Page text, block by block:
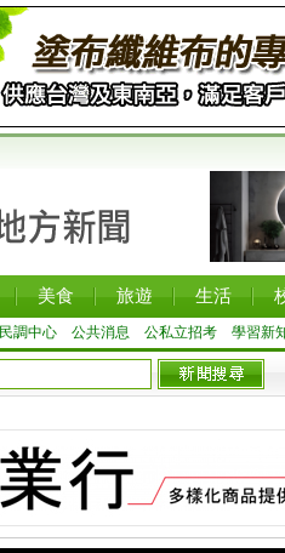
美食 旅遊 生活
民調中心 公共消息 公私立招考 學習新